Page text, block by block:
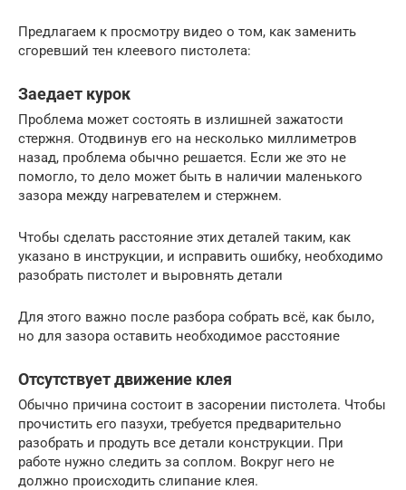
Предлагаем к просмотру видео о том, как заменить
сгоревший тен клеевого пистолета:
Заедает курок
Проблема может состоять в излишней зажатости
стержня. Отодвинув его на несколько миллиметров
назад, проблема обычно решается. Если же это не
помогло, то дело может быть в наличии маленького
зазора между нагревателем и стержнем.
Чтобы сделать расстояние этих деталей таким, как
указано в инструкции, и исправить ошибку, необходимо
разобрать пистолет и выровнять детали
Для этого важно после разбора собрать всё, как было,
но для зазора оставить необходимое расстояние
Отсутствует движение клея
Обычно причина состоит в засорении пистолета. Чтобы
прочистить его пазухи, требуется предварительно
разобрать и продуть все детали конструкции. При
работе нужно следить за соплом. Вокруг него не
должно происходить слипание клея.